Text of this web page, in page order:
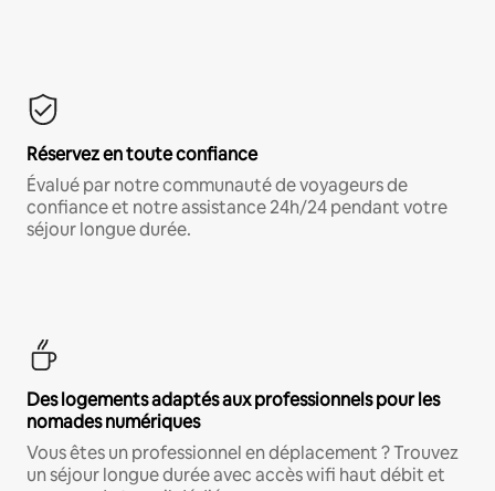
Réservez en toute confiance
Évalué par notre communauté de voyageurs de
confiance et notre assistance 24h/24 pendant votre
séjour longue durée.
Des logements adaptés aux professionnels pour les
nomades numériques
Vous êtes un professionnel en déplacement ? Trouvez
un séjour longue durée avec accès wifi haut débit et